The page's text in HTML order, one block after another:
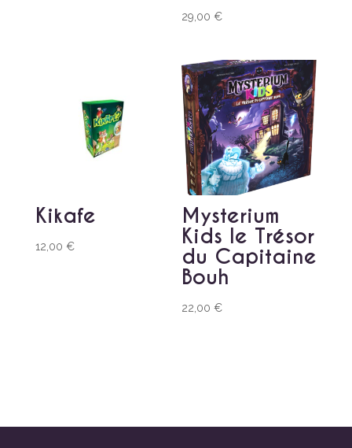
29,00€
Kikafe
12,00 €
Mysterium
Kids le Trésor
du Capitaine
Bouh
22,00€